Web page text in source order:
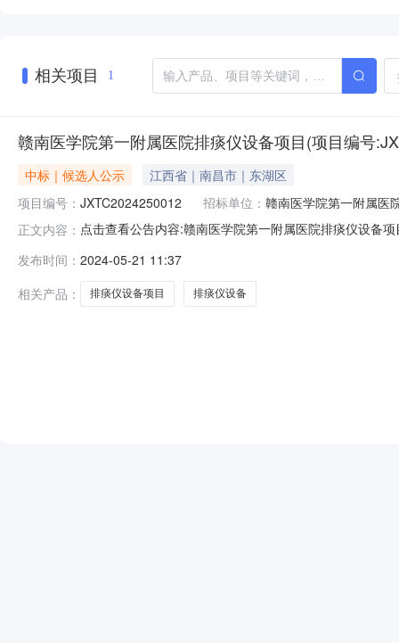
相关项目 1
赣南医学院第一附属医院排痰仪设备项目(项目编号
中标｜候选人公示
江西省｜南昌市｜东湖区
项目编号： JXTC2024250012 招标单位： 赣南医学院第一附属医
正文内容： 点击查看公告内容:赣南医学院第一附属医院排痰仪设备
举行，经谈判小组按谈判文件评定，采购人确认,以下单
部第
发布时间： 2024-05-21 11:37
相关产品：
排痰仪设备项目 排痰仪设备